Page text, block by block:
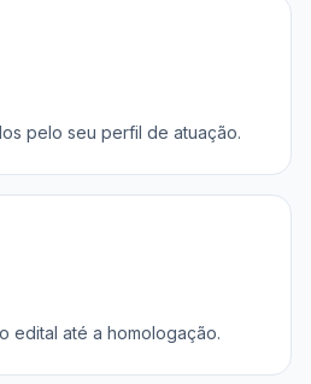
pelo seu perfil de atuação.
edital até a homologação.